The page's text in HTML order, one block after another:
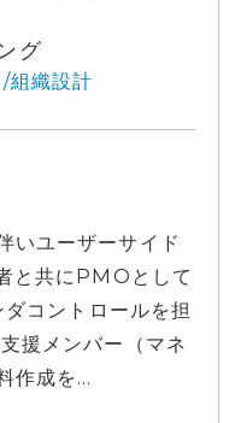
グ
組織設計
いユーザーサイド
と共にPMOとして
コントロールを担
援メンバー（マネ
作成を...